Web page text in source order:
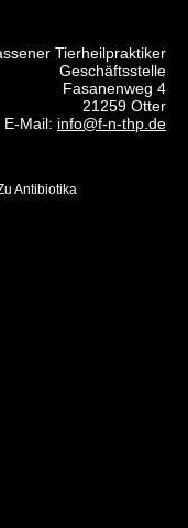
Tierheilpraktiker
Geschäftsstelle
Fasanenweg 4
21259 Otter
E-Mail: info@f-n-thp.de
Antibiotika